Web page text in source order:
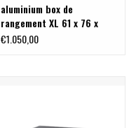
aluminium box de
rangement XL 61 x 76 x
40,6 cm
€1.050,00